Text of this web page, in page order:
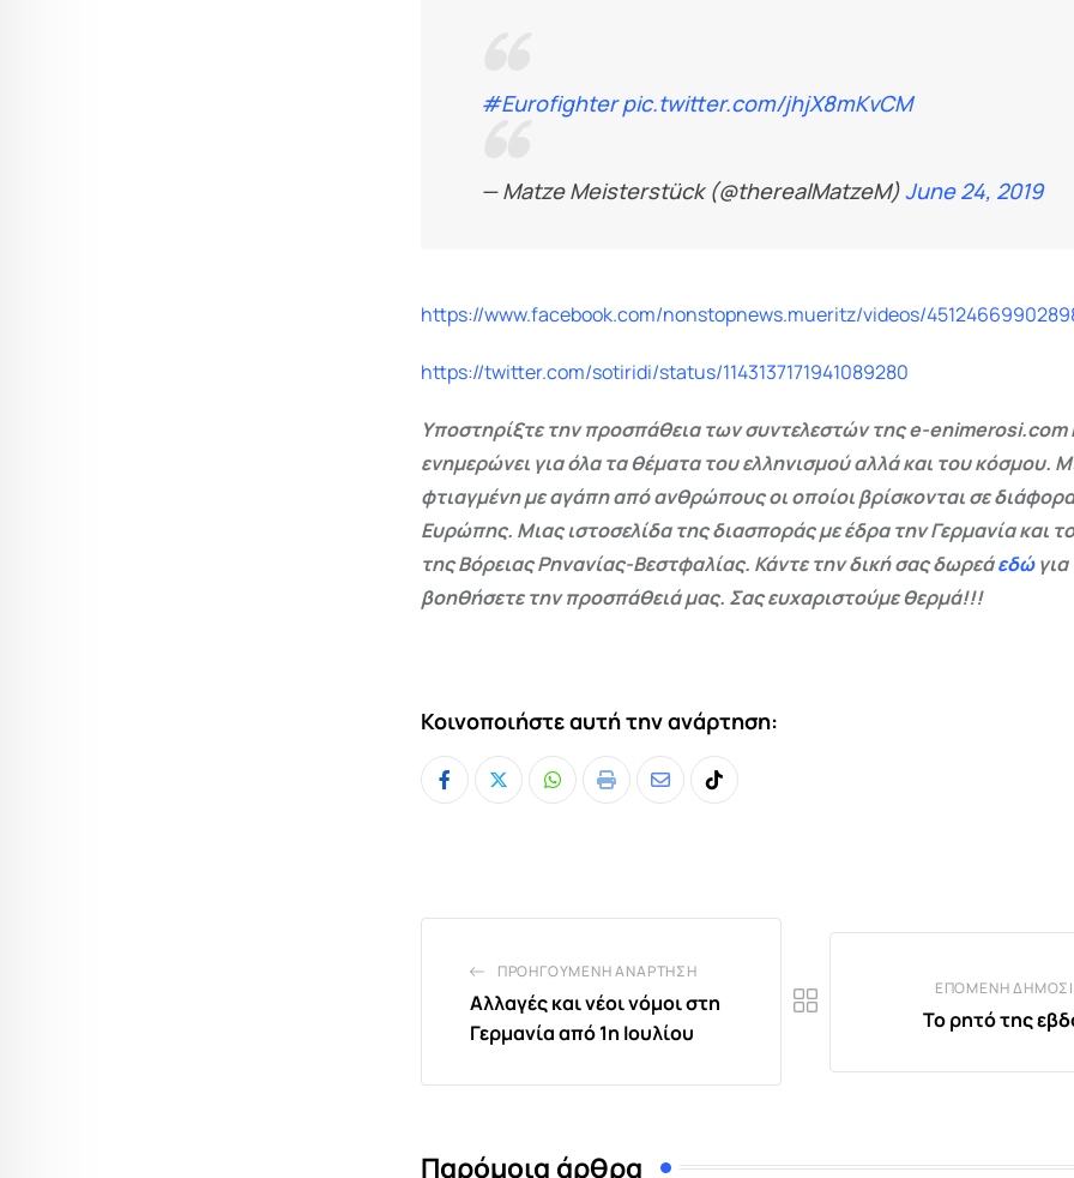
#Eurofighter pic.twitter.com/jhjX8mKvCM
— Matze Meisterstück (@therealMatzeM)June 24, 2019
https://www.facebook.com/nonstopnews.mueritz/videos/
https://twitter.com/sotiridi/status/1143137171941089280
Υποστηρίξτε την προσπάθεια των συντελεστών της e-enimerosi.com
ενημερώνει για όλα τα θέματα του ελληνισμού αλλά και του κόσμου.
φτιαγμένη με αγάπη από ανθρώπους οι οποίοι βρίσκονται σε
Ευρώπης. Μιας ιστοσελίδα της διασποράς με έδρα την Γερμανία και
της Βόρειας Ρηνανίας-Βεστφαλίας. Κάντε την δική σας δωρεάεδώγια
βοηθήσετε την προσπάθειά μας. Σας ευχαριστούμε θερμά!!!
Κοινοποιήστε αυτή την ανάρτηση:
Whatsapp
Print
ShareTiktok
ΠΡΟΗΓΟΎΜΕΝΗ ΑΝΆΡΤΗΣΗ
Αλλαγές και νέοι νόμοι στη
Γερμανία από 1η Ιουλίου
ΕΠΌΜΕΝΗ
Το ρητό της
Παρόμοια άρθρα